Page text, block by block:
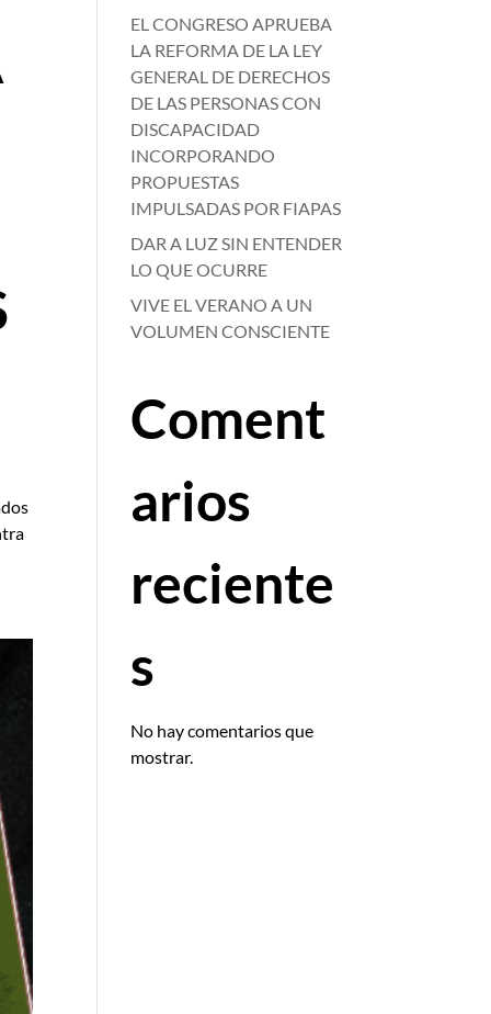
EL CONGRESO APRUEBA
LA REFORMA DE LA LEY
GENERAL DE DERECHOS
DE LAS PERSONAS CON
DISCAPACIDAD
INCORPORANDO
PROPUESTAS
IMPULSADAS POR FIAPAS
DAR A LUZ SIN ENTENDER
LO QUE OCURRE
VIVE EL VERANO A UN
VOLUMEN CONSCIENTE
Coment
arios
reciente
s
No hay comentarios que
mostrar.